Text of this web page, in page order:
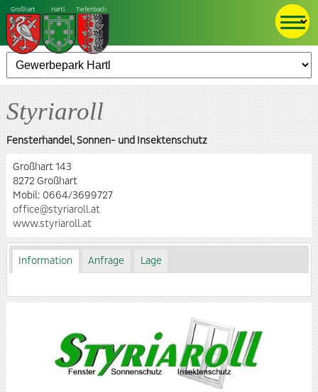
Großhart Hartl Tiefenbach
Styriaroll
Fensterhandel, Sonnen- und Insektenschutz
Großhart 143
8272 Großhart
Mobil: 0664/3699727
office@styriaroll.at
www.styriaroll.at
Information Anfrage Lage